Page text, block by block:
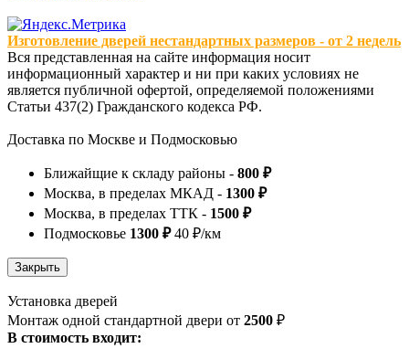
Изготовление дверей нестандартных размеров - от 2 недель
Вся представленная на сайте информация носит
информационный характер и ни при каких условиях не
является публичной офертой, определяемой положениями
Статьи 437(2) Гражданского кодекса РФ.
Доставка по Москве и Подмосковью
Ближайщие к складу районы - 800 ₽
Москва, в пределах МКАД - 1300 ₽
Москва, в пределах ТТК - 1500 ₽
Подмосковье 1300 ₽40 ₽/км
Установка дверей
Монтаж одной стандартной двери от 2500 ₽
В стоимость входит: